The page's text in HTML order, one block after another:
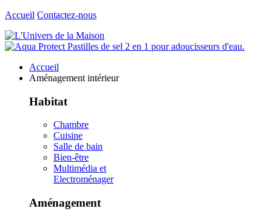
Accueil Contactez-nous
Accueil
Aménagement intérieur
Habitat
Chambre
Cuisine
Salle de bain
Bien-être
Multimédia et
Electroménager
Aménagement